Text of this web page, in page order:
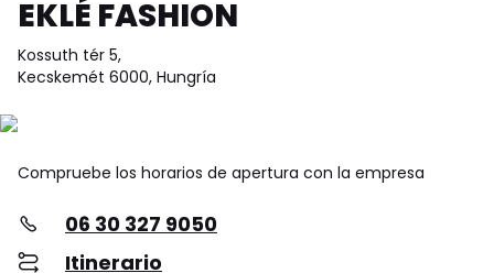
EKLÉ FASHION
Kossuth tér 5,
Kecskemét 6000, Hungría
Compruebe los horarios de apertura con la empresa
06 30 327 9050
Itinerario